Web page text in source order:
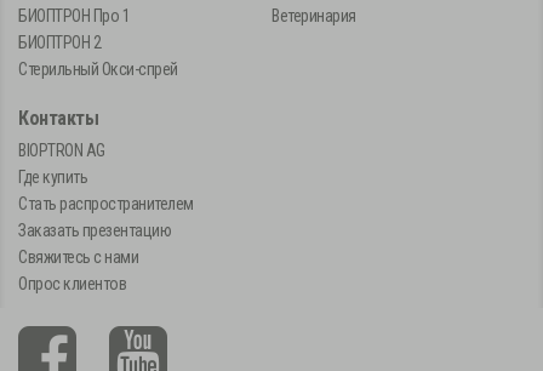
БИОПТРОН Про 1
БИОПТРОН 2
Стерильный Окси-спрей
Ветеринария
Контакты
BIOPTRON AG
Где купить
Стать распространителем
Заказать презентацию
Свяжитесь с нами
Опрос клиентов